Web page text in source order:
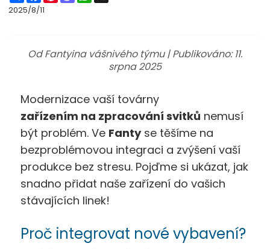
2025/8/11
Od Fantyina vášnivého týmu | Publikováno: 11.
srpna 2025
Modernizace vaší továrny
zařízením na zpracování svitků nemusí
být problém. Ve Fantyse těšíme na
bezproblémovou integraci a zvýšení vaší
produkce bez stresu. Pojďme si ukázat, jak
snadno přidat naše zařízení do vašich
stávajících linek!
Proč integrovat nové vybavení?